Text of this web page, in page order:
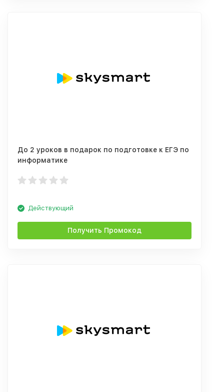
До 2 уроков в подарок по подготовке к ЕГЭ по
информатике
Действующий
Получить Промокод